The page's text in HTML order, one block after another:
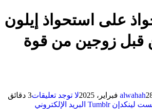
على استحواذ إيلون
زوجين من قوة
2025 لا توجد تعليقات3 دقائق
لينكدإن Tumblr البريد الإلكتروني